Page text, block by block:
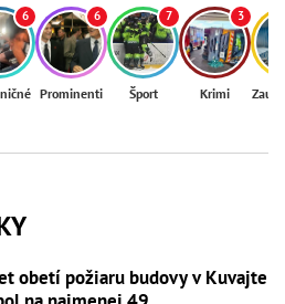
6 6
Prominenti
7
Šport
3
Krimi
obetí požiaru budovy v Kuvajte